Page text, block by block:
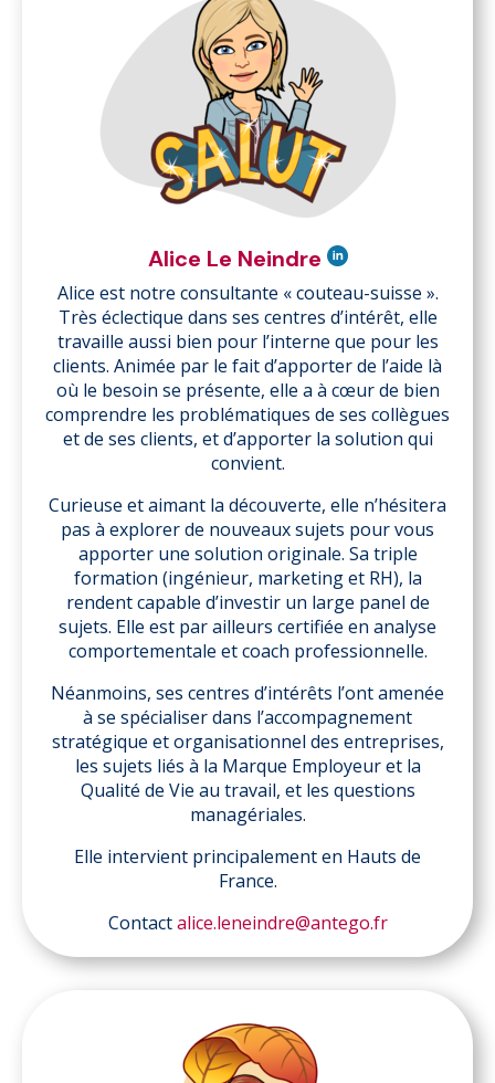
Alice Le Neindre
Alice est notre consultante « couteau-suisse ».
Très éclectique dans ses centres d’intérêt, elle
travaille aussi bien pour l’interne que pour les
clients. Animée par le fait d’apporter de l’aide là
où le besoin se présente, elle a à cœur de bien
comprendre les problématiques de ses collègues
et de ses clients, et d’apporter la solution qui
convient.
Curieuse et aimant la découverte, elle n’hésitera
pas à explorer de nouveaux sujets pour vous
apporter une solution originale. Sa triple
formation (ingénieur, marketing et RH), la
rendent capable d’investir un large panel de
sujets. Elle est par ailleurs certifiée en analyse
comportementale et coach professionnelle.
Néanmoins, ses centres d’intérêts l’ont amenée
à se spécialiser dans l’accompagnement
stratégique et organisationnel des entreprises,
les sujets liés à la Marque Employeur et la
Qualité de Vie au travail, et les questions
managériales.
Elle intervient principalement en Hauts de
France.
Contactalice.leneindre@antego.fr